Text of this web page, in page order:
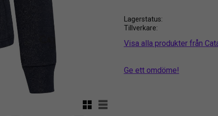
Rutnätsvy
Listvy
Lagerstatus
Tillverkare
Visa alla produkter från
Ge ett omdöme!